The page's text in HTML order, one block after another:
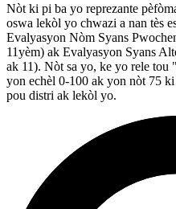
Nòt ki pi ba yo reprezante
oswa lekòl yo chwazi a nan tès
Evalyasyon Nòm Syans
11yèm) ak Evalyasyon Syans
ak 11). Nòt sa yo, ke yo rele tou
yon echèl 0-100 ak yon nòt 75
pou distri ak lekòl yo.